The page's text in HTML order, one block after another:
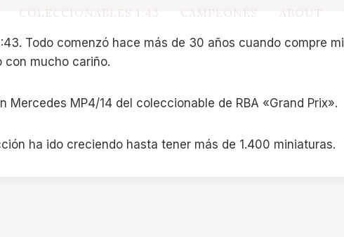
COLECCIONABLES 1:43 CAMPEONES ABOUT
Todo comenzó hace más de 30 años cuando compre mi
con mucho cariño.
Mercedes MP4/14 del coleccionable de RBA «Grand Prix».
ha ido creciendo hasta tener más de 1.400 miniaturas.